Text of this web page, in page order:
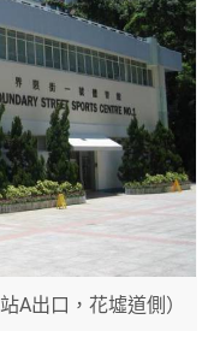
A出口，花墟道側）